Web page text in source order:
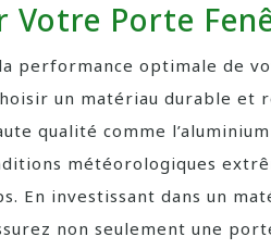
Votre Porte
performance optimale de
un matériau durable et
qualité comme l’aluminium
météorologiques
En investissant dans un
non seulement une